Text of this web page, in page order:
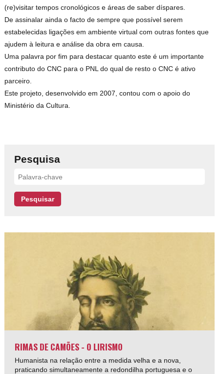
(re)visitar tempos cronológicos e áreas de saber díspares.
De assinalar ainda o facto de sempre que possível serem
estabelecidas ligações em ambiente virtual com outras fontes que
ajudem à leitura e análise da obra em causa.
Uma palavra por fim para destacar quanto este é um importante
contributo do CNC para o PNL do qual de resto o CNC é ativo
parceiro.
Este projeto, desenvolvido em 2007, contou com o apoio do
Ministério da Cultura.
Pesquisa
RIMAS DE CAMÕES - O LIRISMO
Humanista na relação entre a medida velha e a nova,
praticando simultaneamente a redondilha portuguesa e o